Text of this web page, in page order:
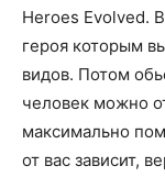
Heroes Evolved.
героя которым
видов. Потом
человек можно
максимально
от вас зависит,